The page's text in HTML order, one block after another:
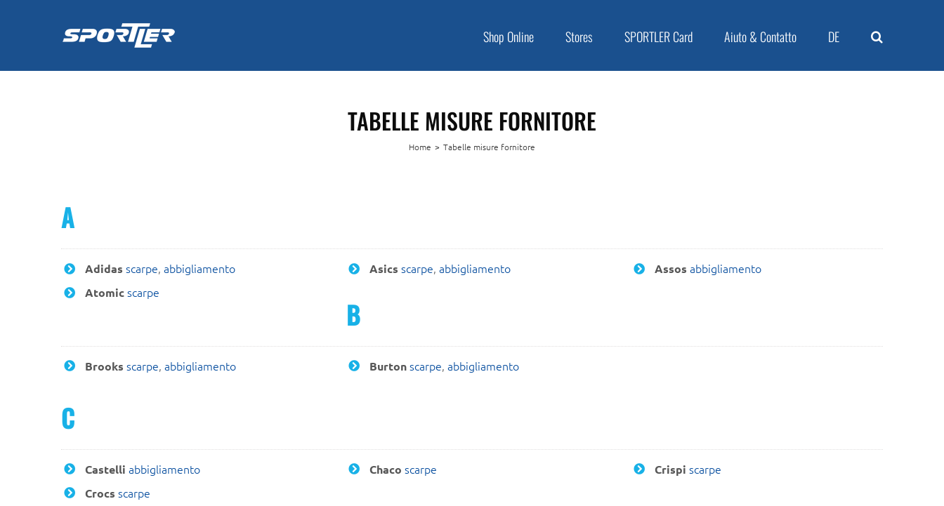
Shop Online Stores SPORTLER Card Aiuto & Contatto DE
TABELLE MISURE FORNITORE
Home > Tabelle misure fornitore
A
Adidas scarpe, abbigliamento
Atomic scarpe
Asics scarpe,abbigliamento Assos abbigliamento
B
Brooks scarpe, abbigliamento Burtonscarpe,abbigliamento
C
Castelli abbigliamento
Crocs scarpe
Chaco scarpe Crispi scarpe